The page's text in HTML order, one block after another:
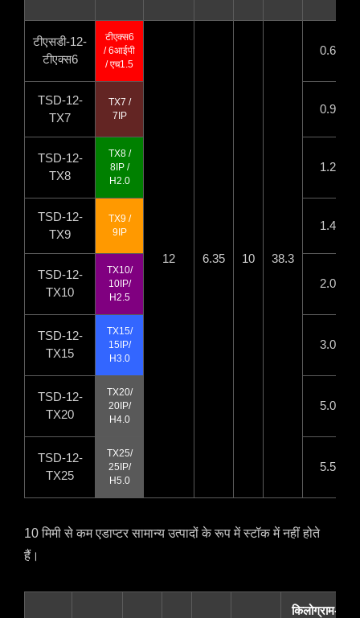
टीएसडी-12-
टीएक्स6
टीएक्स6
/ 6आईपी
/ एच1.5
12 6.35 10 38.3
0.6
TSD-12-
TX7
TX7 /
7IP
0.9
TSD-12-
TX8
TX8 /
8IP/
H2.0
1.2
TSD-12-
TX9
TX9 /
9IP
1.4
TSD-12-
TX10
TX10/
10IP/
H2.5
2.0
TSD-12-
TX15
TX15/
15IP/
H3.0
3.0
TSD-12-
TX20
TX20/
20IP/
H4.0
5.0
TSD-12-
TX25
TX25/
25IP/
H5.0
5.5
10 मिमी से कम एडाप्टर सामान्य उत्पादों के रूप में स्टॉक में नहीं होते
हैं।
किलोग्राम-